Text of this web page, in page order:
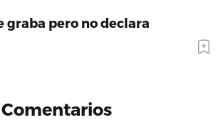
graba pero no declara